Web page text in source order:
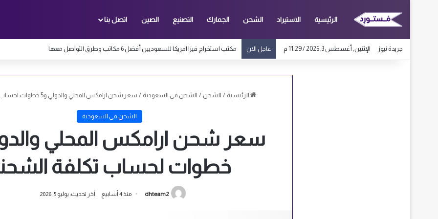
الرئيسية الاستيراد الشحن الجمارك التصنيع الصين اتصل بنا
جريدة نيوز الإثنين, أغسطس 3, 2026 / 11:29 م عاجل الان مكتب استخراج فيزا امريكا للسعوديين أفضل 6 مكاتب وطرق التواصل معها
الرئيسية / الشحن / الشحن فى السعودية / سعر شحن ارامكس المحلي والدولي و5 خطوات لحساب تكلفة الشحنة
الشحن فى السعودية
خطوات لحساب تكلفة
dhteam2 منذ 4 أسابيع آخر تحديث: يوليو 5, 2026